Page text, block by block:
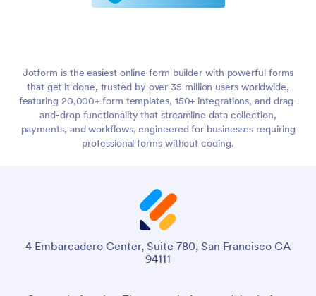
Jotform is the easiest online form builder with powerful forms
that get it done, trusted by over 35 million users worldwide,
featuring 20,000+ form templates, 150+ integrations, and drag-
and-drop functionality that streamline data collection,
payments, and workflows, engineered for businesses requiring
professional forms without coding.
4 Embarcadero Center, Suite 780, San Francisco CA
94111